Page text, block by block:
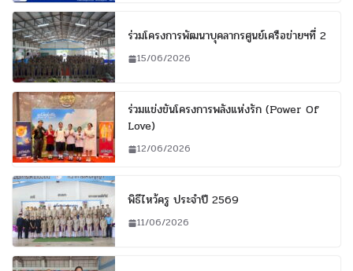
ร่วมโครงการพัฒนาบุคลากรศูนย์เครือข่ายฯที่ 2
15/06/2026
ร่วมแข่งขันโครงการพลังแห่งรัก (Power Of
Love)
12/06/2026
พิธีไหว้ครู ประจำปี 2569
11/06/2026